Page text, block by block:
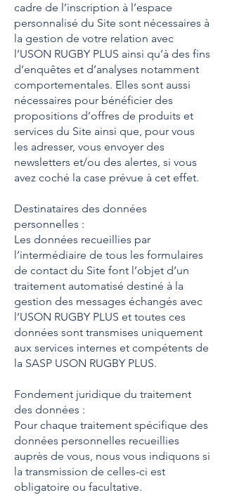
cadre de l’inscription à l’espace
personnalisé du Site sont nécessaires à
la gestion de votre relation avec
l’USON RUGBY PLUS ainsi qu’à des fins
d’enquêtes et d’analyses notamment
comportementales. Elles sont aussi
nécessaires pour bénéficier des
propositions d’offres de produits et
services du Site ainsi que, pour vous
les adresser, vous envoyer des
newsletters et/ou des alertes, si vous
avez coché la case prévue à cet effet.
Destinataires des données
personnelles :
Les données recueillies par
l’intermédiaire de tous les formulaires
de contact du Site font l’objet d’un
traitement automatisé destiné à la
gestion des messages échangés avec
l’USON RUGBY PLUS et toutes ces
données sont transmises uniquement
aux services internes et compétents de
la SASP USON RUGBY PLUS.
Fondement juridique du traitement
des données :
Pour chaque traitement spécifique des
données personnelles recueillies
auprès de vous, nous vous indiquons si
la transmission de celles-ci est
obligatoire ou facultative.